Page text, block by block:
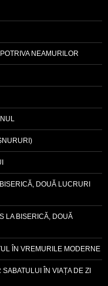
NEAMURILOR
DOUĂ LUCRURI
LA BISERICĂ, DOUĂ
ÎN VREMURILE MODERNE
ÎN VIAȚA DE ZI